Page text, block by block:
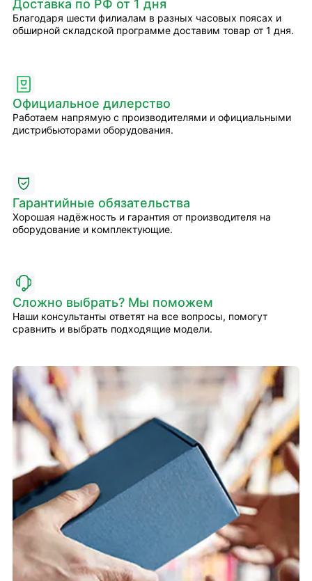
Доставка по РФ от 1 дня
Благодаря шести филиалам в разных часовых поясах и
обширной складской программе доставим товар от 1 дня.
Официальное дилерство
Работаем напрямую с производителями и официальными
дистрибьюторами оборудования.
Гарантийные обязательства
Хорошая надёжность и гарантия от производителя на
оборудование и комплектующие.
Сложно выбрать? Мы поможем
Наши консультанты ответят на все вопросы, помогут
сравнить и выбрать подходящие модели.